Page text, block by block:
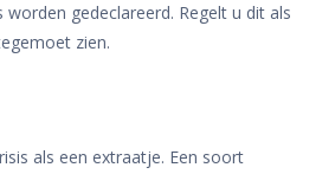
gedeclareerd. Regelt u dit als
zien.
als een extraatje. Een soort